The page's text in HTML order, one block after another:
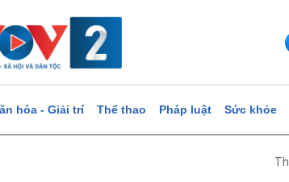
hóa - Giải trí Thể thao Pháp luật Sức khỏe